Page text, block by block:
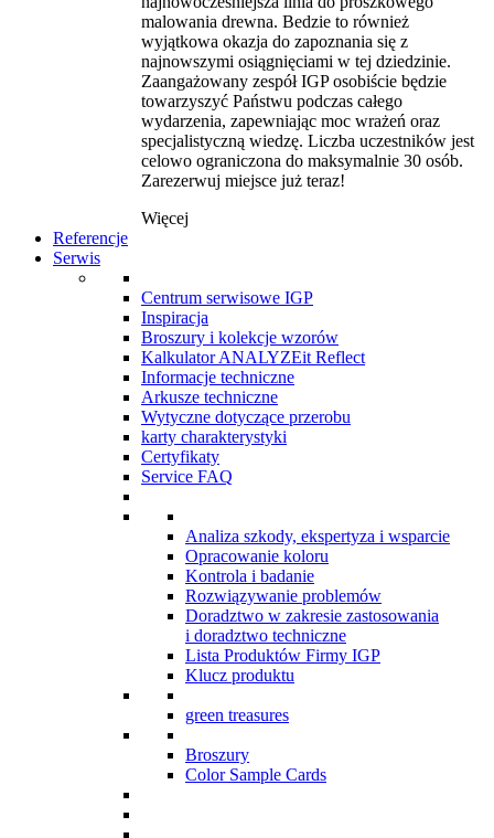
malowania drewna. Bedzie to również
wyjątkowa okazja do zapoznania się z
najnowszymi osiągnięciami w tej dziedzinie.
Zaangażowany zespół IGP osobiście będzie
towarzyszyć Państwu podczas całego
wydarzenia, zapewniając moc wrażeń oraz
specjalistyczną wiedzę. Liczba uczestników jest
celowo ograniczona do maksymalnie 30 osób.
Zarezerwuj miejsce już teraz!
Więcej
Referencje
Serwis
Centrum serwisowe IGP
Inspiracja
Broszury i kolekcje wzorów
Kalkulator ANALYZEit Reflect
Informacje techniczne
Arkusze techniczne
Wytyczne dotyczące przerobu
karty charakterystyki
Certyfikaty
Service FAQ
Analiza szkody, ekspertyza i wsparcie
Opracowanie koloru
Kontrola i badanie
Rozwiązywanie problemów
Doradztwo w zakresie zastosowania
i doradztwo techniczne
Lista Produktów Firmy IGP
Klucz produktu
green treasures
Broszury
Color Sample Cards